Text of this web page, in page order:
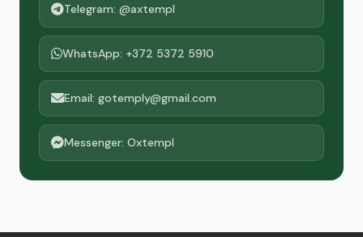
Telegram: @axtempl
WhatsApp: +372 5372 5910
Email: gotemply@gmail.com
Messenger: Oxtempl